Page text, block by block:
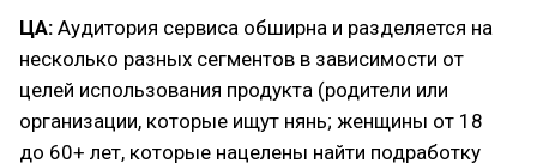
ЦА: Аудитория сервиса обширна и разделяется на
несколько разных сегментов в зависимости от
целей использования продукта (родители или
организации, которые ищут нянь; женщины от 18
до 60+ лет, которые нацелены найти подработку